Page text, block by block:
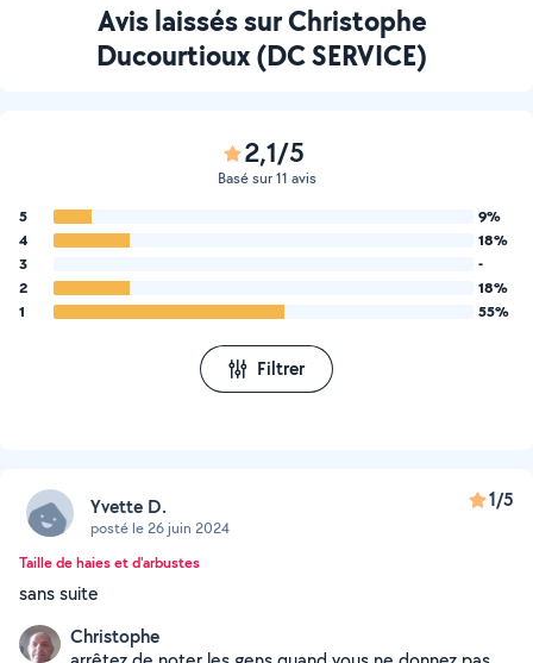
Avis laissés sur Christophe
Ducourtioux (DC SERVICE)
2,1/5
Basé sur 11 avis
5
9%
4
18%
3
-
2
18%
1
55%
Filtrer
Yvette D.
posté le 26 juin 2024
1/5
Taille de haies et d'arbustes
sans suite
Christophe